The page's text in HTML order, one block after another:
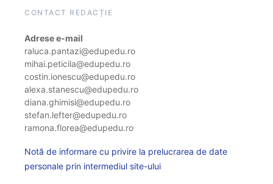
CONTACT REDACȚIE
Adrese e-mail
raluca.pantazi@edupedu.ro
mihai.peticila@edupedu.ro
costin.ionescu@edupedu.ro
alexa.stanescu@edupedu.ro
diana.ghimisi@edupedu.ro
stefan.lefter@edupedu.ro
ramona.florea@edupedu.ro
Notă de informare cu privire la prelucrarea de date
personale prin intermediul site-ului